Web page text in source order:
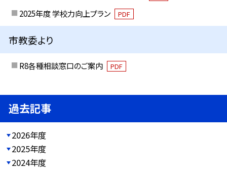
2025年度 学校力向上プラン PDF
市教委より
R8各種相談窓口のご案内 PDF
過去記事
2026年度
2025年度
2024年度